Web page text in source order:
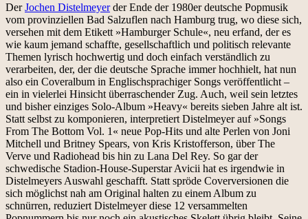
DerJochen Distelmeyerder Ende der 1980er deutsche Popmusik
vom provinziellen Bad Salzuflen nach Hamburg trug, wo diese sich,
versehen mit dem Etikett »Hamburger Schule«, neu erfand, der es
wie kaum jemand schaffte, gesellschaftlich und politisch relevante
Themen lyrisch hochwertig und doch einfach verständlich zu
verarbeiten, der, der die deutsche Sprache immer hochhielt, hat nun
also ein Coveralbum in Englischsprachiger Songs veröffentlicht –
ein in vielerlei Hinsicht überraschender Zug. Auch, weil sein letztes
und bisher einziges Solo-Album »Heavy« bereits sieben Jahre alt ist.
Statt selbst zu komponieren, interpretiert Distelmeyer auf »Songs
From The Bottom Vol. 1« neue Pop-Hits und alte Perlen von Joni
Mitchell und Britney Spears, von Kris Kristofferson, über The
Verve und Radiohead bis hin zu Lana Del Rey. So gar der
schwedische Stadion-House-Superstar Avicii hat es irgendwie in
Distelmeyers Auswahl geschafft. Statt spröde Coverversionen die
sich möglichst nah am Original halten zu einem Album zu
schnürren, reduziert Distelmeyer diese 12 versammelten